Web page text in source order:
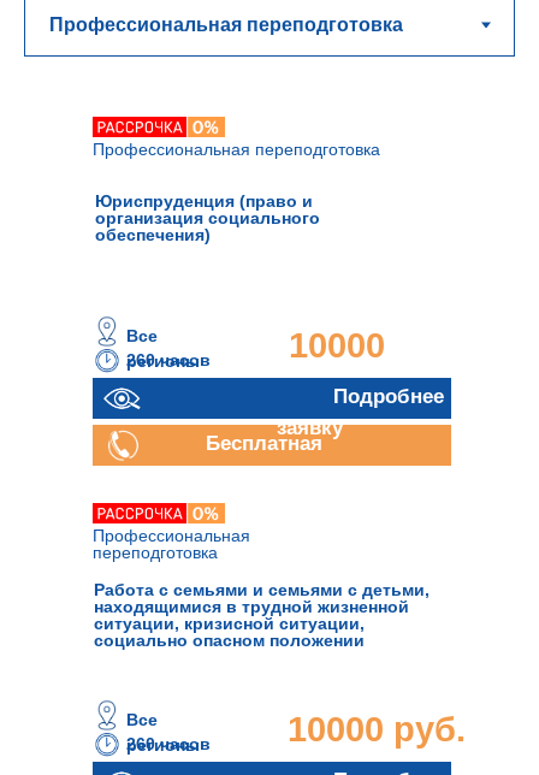
Юриспруденция (право и
организация социального
обеспечения)
Профессиональная переподготовка
260 часов
10000
руб.
Отправить
заявку
Все
регионы
Подробнее
Бесплатная
Профессиональная
переподготовка
260 часов 10000 руб.
Все
регионы
Работа с семьями и семьями с детьми,
находящимися в трудной жизненной
ситуации, кризисной ситуации,
социально опасном положении